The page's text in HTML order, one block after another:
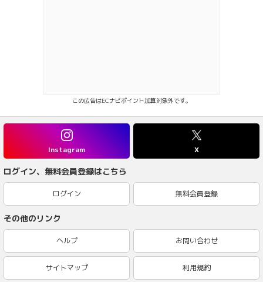
この広告はECナビポイント加算対象外です。
Instagram X
ログイン、無料会員登録はこちら
ログイン 無料会員登録
その他のリンク
ヘルプ お問い合わせ
サイトマップ 利用規約